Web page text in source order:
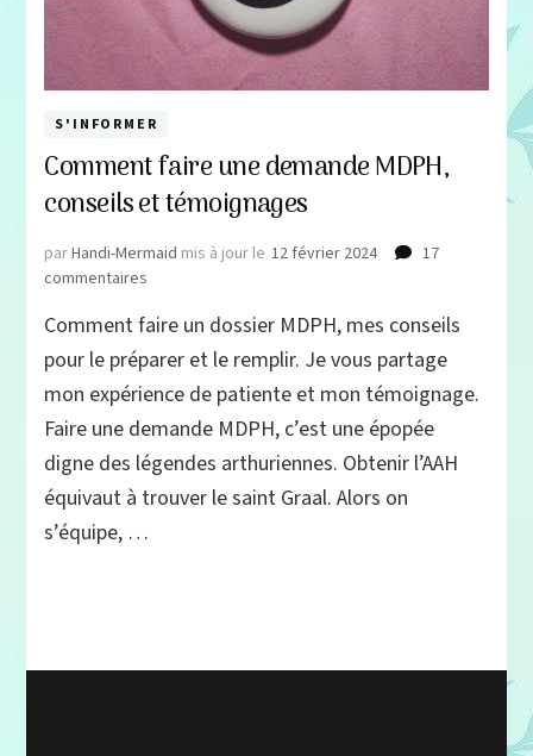
S'INFORMER
Comment faire une demande MDPH,
conseils et témoignages
parHandi-Mermaid mis à jour le 12 février 2024
17
commentaires
faire
une
MDPH,
conseils
et
témoignages
Comment faire un dossier MDPH, mes conseils
pour le préparer et le remplir. Je vous partage
mon expérience de patiente et mon témoignage.
Faire une demande MDPH, c’est une épopée
digne des légendes arthuriennes. Obtenir l’AAH
équivaut à trouver le saint Graal. Alors on
s’équipe, …